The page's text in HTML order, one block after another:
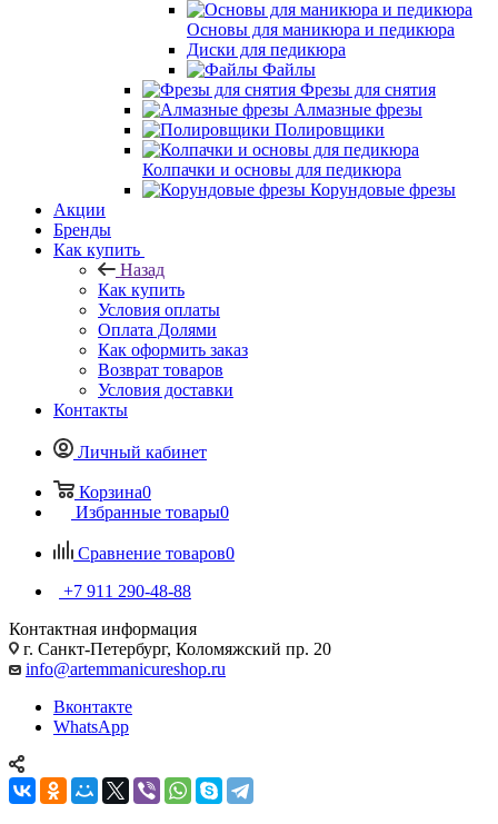
Основы для маникюра и педикюра
Диски для педикюра
Файлы
Фрезы для снятия
Алмазные фрезы
Полировщики
Колпачки и основы для педикюра
Корундовые фрезы
Акции
Бренды
Как купить
Назад
Как купить
Условия оплаты
Оплата Долями
Как оформить заказ
Возврат товаров
Условия доставки
Контакты
Личный кабинет
Корзина0
Избранные товары0
Сравнение товаров0
+7 911 290-48-88
Контактная информация
г. Санкт-Петербург, Коломяжский пр. 20
info@artemmanicureshop.ru
Вконтакте
WhatsApp